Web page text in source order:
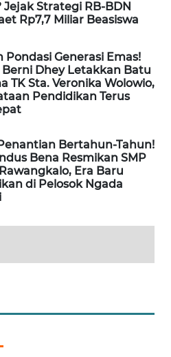
Jejak Strategi RB-BDN
Rp7,7 Miliar Beasiswa
Pondasi Generasi Emas!
Dhey Letakkan Batu
TK Sta. Veronika Wolowio,
Pendidikan Terus
Bertahun-Tahun!
Bena Resmikan SMP
Era Baru
di Pelosok Ngada